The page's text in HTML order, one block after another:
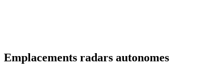
Emplacements radars autonomes